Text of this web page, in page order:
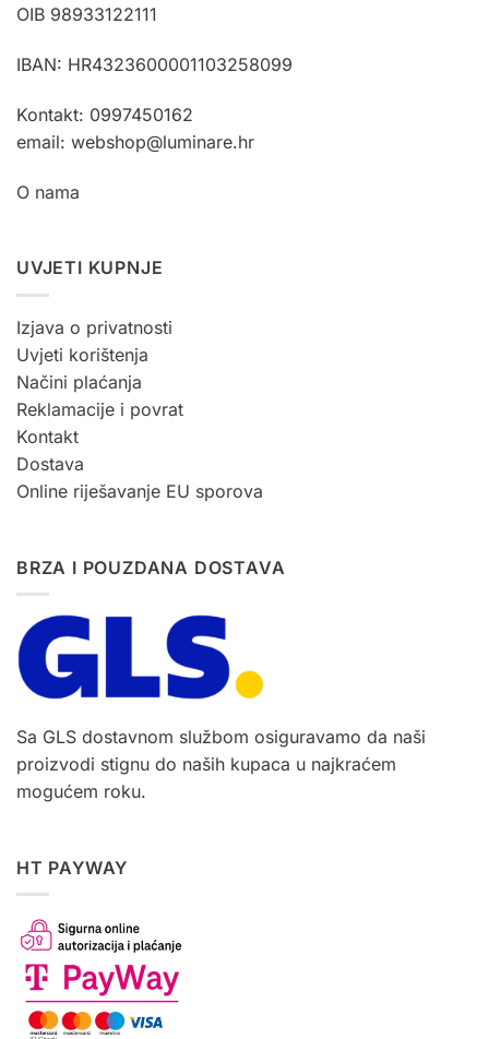
OIB 98933122111
IBAN: HR4323600001103258099
Kontakt: 0997450162
email: webshop@luminare.hr
O nama
UVJETI KUPNJE
Izjava o privatnosti
Uvjeti korištenja
Načini plaćanja
Reklamacije i povrat
Kontakt
Dostava
Online riješavanje EU sporova
BRZA I POUZDANA DOSTAVA
Sa GLS dostavnom službom osiguravamo da naši
proizvodi stignu do naših kupaca u najkraćem
mogućem roku.
HT PAYWAY